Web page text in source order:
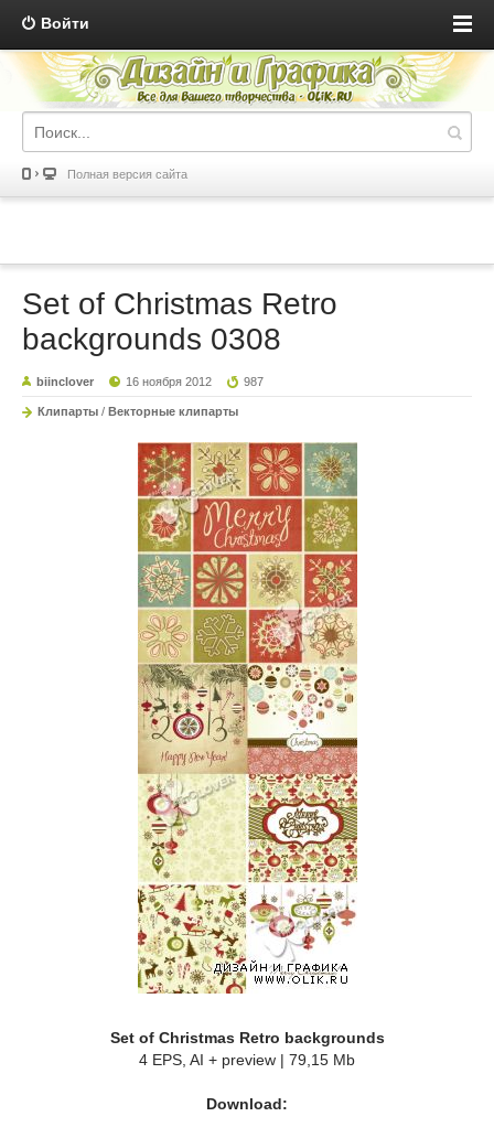
Войти
Полная версия сайта
Set of Christmas Retro
backgrounds 0308
biinclover 16 ноября 2012 987
Клипарты / Векторные клипарты
Set of Christmas Retro backgrounds
4 EPS, AI + preview | 79,15 Mb
Download: